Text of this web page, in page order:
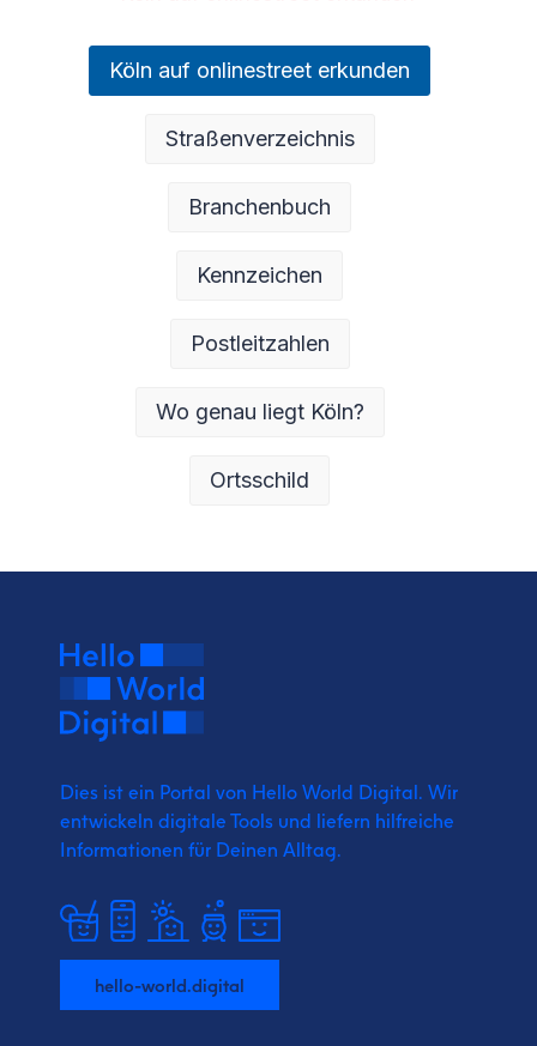
Köln auf onlinestreet erkunden
Straßenverzeichnis
Branchenbuch
Kennzeichen
Postleitzahlen
Wo genau liegt Köln?
Ortsschild
Dies ist ein Portal von Hello World Digital. Wir
entwickeln digitale Tools und liefern hilfreiche
Informationen für Deinen Alltag.
hello-world.digital